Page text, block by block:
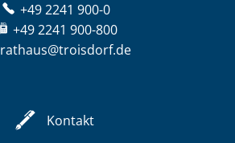
+49 2241 900-0
+49 2241 900-800
rathaus@troisdorf.de
Kontakt